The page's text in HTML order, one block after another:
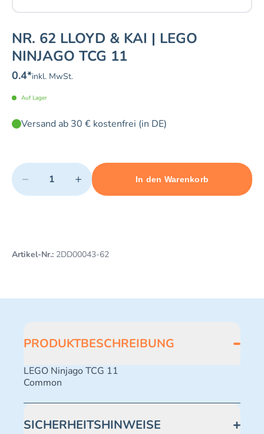
NR. 62 LLOYD & KAI | LEGO
NINJAGO TCG 11
0.4*inkl. MwSt.
Auf Lager
Versand ab 30 € kostenfrei (in DE)
Quantity
− +
Minimum quantity: 1 Maximum quantity: 497
In den Warenkorb
Add 1 item to cart
Artikel-Nr.: 2DD00043-62
PRODUKTBESCHREIBUNG
LEGO Ninjago TCG 11
Common
SICHERHEITSHINWEISE